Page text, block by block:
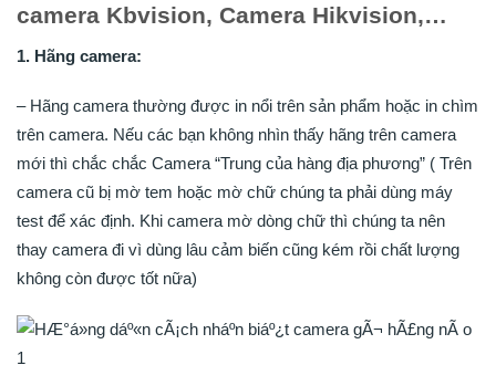
camera Kbvision, Camera Hikvision,…
1. Hãng camera:
– Hãng camera thường được in nổi trên sản phẩm hoặc in chìm
trên camera. Nếu các bạn không nhìn thấy hãng trên camera
mới thì chắc chắc Camera “Trung của hàng địa phương” ( Trên
camera cũ bị mờ tem hoặc mờ chữ chúng ta phải dùng máy
test để xác định. Khi camera mờ dòng chữ thì chúng ta nên
thay camera đi vì dùng lâu cảm biến cũng kém rồi chất lượng
không còn được tốt nữa)